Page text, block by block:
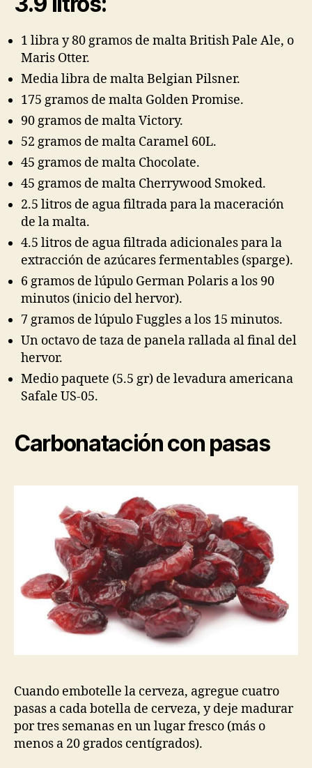
1 libra y 80 gramos de malta British Pale Ale, o
Maris Otter.
Media libra de malta Belgian Pilsner.
175 gramos de malta Golden Promise.
90 gramos de malta Victory.
52 gramos de malta Caramel 60L.
45 gramos de malta Chocolate.
45 gramos de malta Cherrywood Smoked.
2.5 litros de agua filtrada para la maceración
de la malta.
4.5 litros de agua filtrada adicionales para la
extracción de azúcares fermentables (sparge).
6 gramos de lúpulo German Polaris a los 90
minutos (inicio del hervor).
7 gramos de lúpulo Fuggles a los 15 minutos.
Un octavo de taza de panela rallada al final del
hervor.
Medio paquete (5.5 gr) de levadura americana
Safale US-05.
Carbonatación con pasas
Cuando embotelle la cerveza, agregue cuatro
pasas a cada botella de cerveza, y deje madurar
por tres semanas en un lugar fresco (más o
menos a 20 grados centígrados).